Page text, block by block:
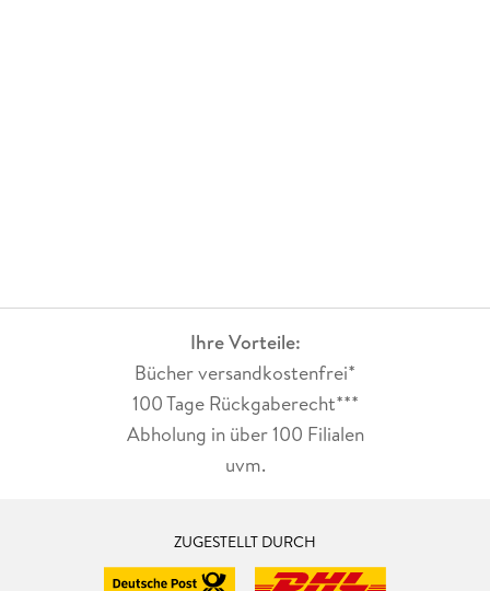
Ihre Vorteile:
Bücher versandkostenfrei*
100 Tage Rückgaberecht***
Abholung in über 100 Filialen
uvm.
ZUGESTELLT DURCH